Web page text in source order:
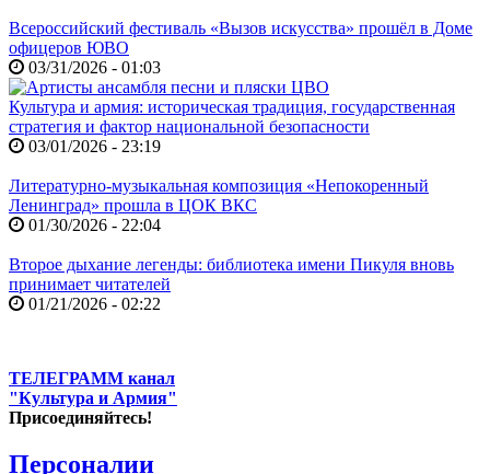
Всероссийский фестиваль «Вызов искусства» прошёл в Доме
офицеров ЮВО
03/31/2026 - 01:03
Культура и армия: историческая традиция, государственная
стратегия и фактор национальной безопасности
03/01/2026 - 23:19
Литературно-музыкальная композиция «Непокоренный
Ленинград» прошла в ЦОК ВКС
01/30/2026 - 22:04
Второе дыхание легенды: библиотека имени Пикуля вновь
принимает читателей
01/21/2026 - 02:22
ТЕЛЕГРАММ канал
"Культура и Армия"
Присоединяйтесь!
Персоналии